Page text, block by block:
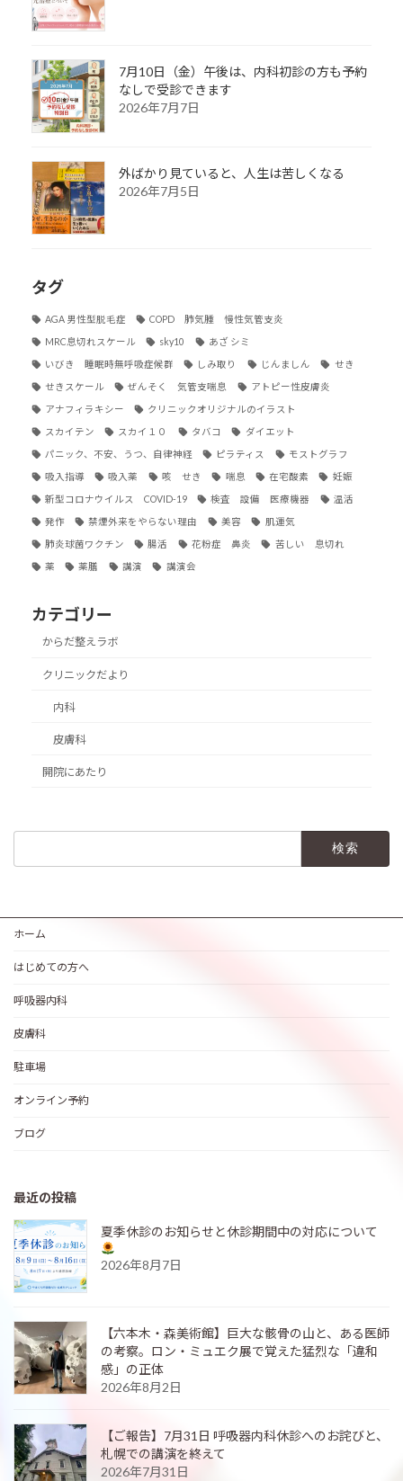
7月10日（金）午後は、内科初診の方も予約
なしで受診できます
2026年7月7日
外ばかり見ていると、人生は苦しくなる
2026年7月5日
タグ
AGA 男性型脱毛症 COPD 肺気腫 慢性気管支炎
MRC息切れスケール sky10 あざ シミ
いびき 睡眠時無呼吸症候群 しみ取り じんましん せき
せきスケール ぜんそく 気管支喘息 アトピー性皮膚炎
アナフィラキシー クリニックオリジナルのイラスト
スカイテン スカイ１０ タバコ ダイエット
パニック、不安、うつ、自律神経 ピラティス モストグラフ
吸入指導 吸入薬 咳 せき 喘息 在宅酸素 妊娠
新型コロナウイルス COVID-19 検査 設備 医療機器 温活
発作 禁煙外来をやらない理由 美容 肌運気
肺炎球菌ワクチン 腸活 花粉症 鼻炎 苦しい 息切れ
薬 薬膳 講演 講演会
カテゴリー
からだ整えラボ
クリニックだより
内科
皮膚科
開院にあたり
ホーム
はじめての方へ
呼吸器内科
皮膚科
駐車場
オンライン予約
ブログ
最近の投稿
夏季休診のお知らせと休診期間中の対応について
2026年8月7日
【六本木・森美術館】巨大な骸骨の山と、ある医師
の考察。ロン・ミュエク展で覚えた猛烈な「違和
感」の正体
2026年8月2日
【ご報告】7月31日 呼吸器内科休診へのお詫びと、
札幌での講演を終えて
2026年7月31日